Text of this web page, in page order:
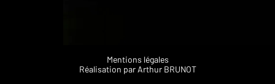
Mentions légales
Réalisation par Arthur BRUNOT